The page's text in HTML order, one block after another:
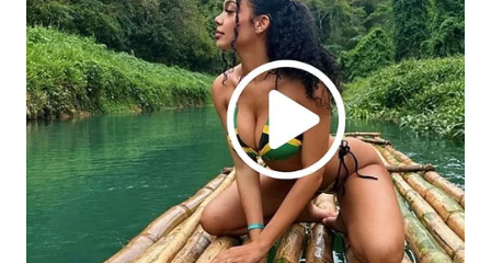
WAHANA
INFRASTRUKTUR
WAHANA
KONSUMEN
WAHANA
LISTRIK